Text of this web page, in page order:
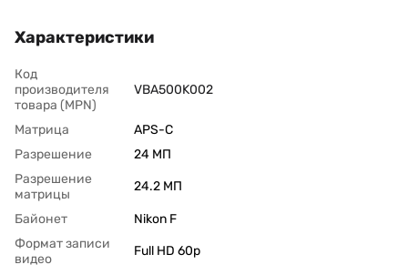
Характеристики
Код
производителя
товара (MPN)
VBA500K002
Матрица
APS-C
Разрешение
24 МП
Разрешение
матрицы
24.2 МП
Байонет
Nikon F
Формат записи
видео
Full HD 60p